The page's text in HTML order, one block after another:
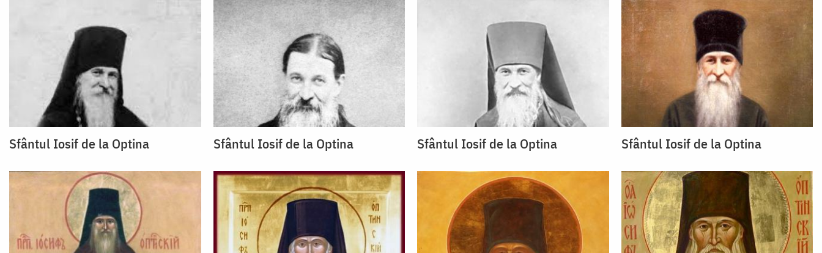
Sfântul Iosif de la Optina Sfântul Iosif de la Optina Sfântul Iosif de la Optina Sfântul Iosif de la Optina